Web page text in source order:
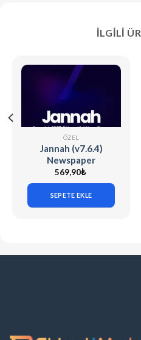
İLGILI
ÖZEL
Jannah (v7.6.4)
Newspaper
Magazine News
BuddyPress AMP
569,90₺
SEPETE EKLE